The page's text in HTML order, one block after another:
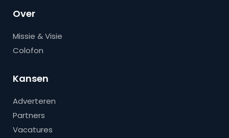
Over
Missie & Visie
Colofon
Kansen
Adverteren
Partners
Vacatures